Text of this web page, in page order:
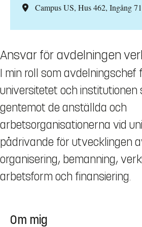
Campus US, Hus 462, Ingång
Ansvar för avdelningen
I min roll som avdelningschef
universitetet och institutionen
gentemot de anställda och
arbetsorganisationerna vid
pådrivande för utvecklingen
organisering, bemanning,
arbetsform och finansiering.
Om mig